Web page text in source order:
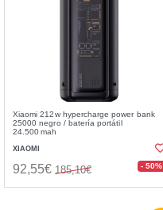
Xiaomi 212w hypercharge power bank
25000 negro / batería portátil
24.500 mah
XIAOMI
92,55€ 185,10€ - 50%